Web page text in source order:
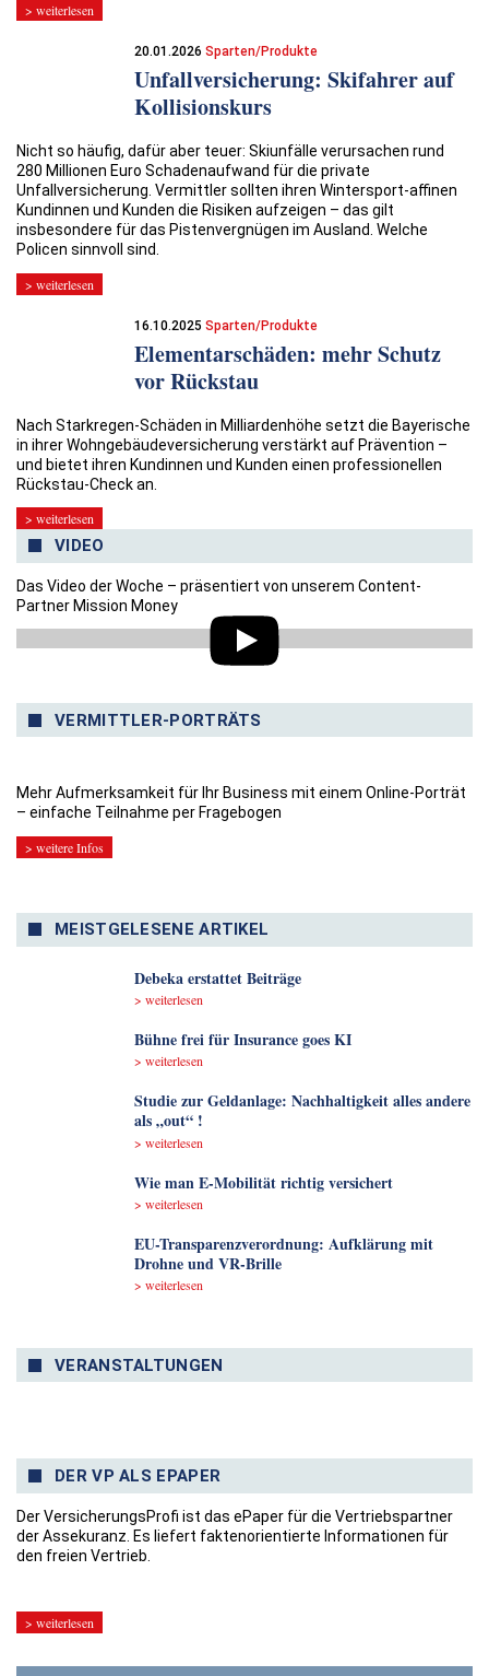
> weiterlesen
20.01.2026Sparten/Produkte
Unfallversicherung: Skifahrer auf
Kollisionskurs
Nicht so häufig, dafür aber teuer: Skiunfälle verursachen rund
280 Millionen Euro Schadenaufwand für die private
Unfallversicherung. Vermittler sollten ihren Wintersport-affinen
Kundinnen und Kunden die Risiken aufzeigen – das gilt
insbesondere für das Pistenvergnügen im Ausland. Welche
Policen sinnvoll sind.
> weiterlesen
16.10.2025Sparten/Produkte
Elementarschäden: mehr Schutz
vor Rückstau
Nach Starkregen-Schäden in Milliardenhöhe setzt die Bayerische
in ihrer Wohngebäudeversicherung verstärkt auf Prävention –
und bietet ihren Kundinnen und Kunden einen professionellen
Rückstau-Check an.
> weiterlesen
VIDEO
Das Video der Woche – präsentiert von unserem Content-
Partner Mission Money
VERMITTLER-PORTRÄTS
Mehr Aufmerksamkeit für Ihr Business mit einem Online-Porträt
– einfache Teilnahme per Fragebogen
> weitere Infos
MEISTGELESENE ARTIKEL
Debeka erstattet Beiträge
> weiterlesen
Bühne frei für Insurance goes KI
> weiterlesen
Studie zur Geldanlage: Nachhaltigkeit alles andere
als „out“ !
> weiterlesen
Wie man E-Mobilität richtig versichert
> weiterlesen
EU-Transparenzverordnung: Aufklärung mit
Drohne und VR-Brille
> weiterlesen
VERANSTALTUNGEN
DER VP ALS EPAPER
Der VersicherungsProfi ist das ePaper für die Vertriebspartner
der Assekuranz. Es liefert faktenorientierte Informationen für
den freien Vertrieb.
> weiterlesen